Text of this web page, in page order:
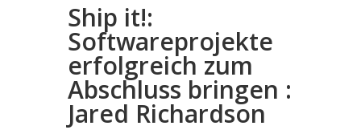
Ship it!:
Softwareprojekte
erfolgreich zum
Abschluss bringen :
Jared Richardson